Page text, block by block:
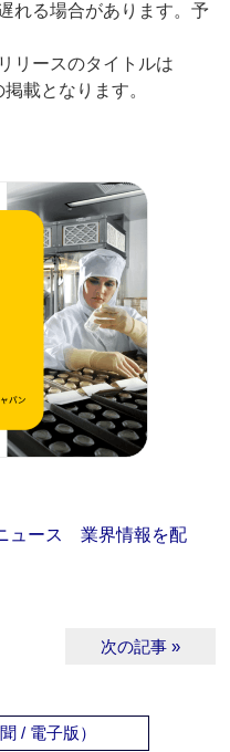
れる場合があります。予
リースのタイトルは
載となります。
ュース 業界情報を配
次の記事 »
/ 電子版）